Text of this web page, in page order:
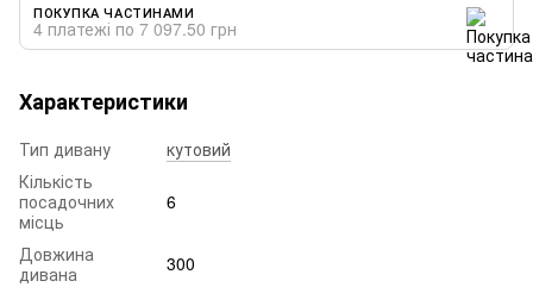
ПОКУПКА ЧАСТИНАМИ
4 платежі по 7 097.50 грн
Характеристики
Тип дивану
кутовий
Кількість
посадочних
місць
6
Довжина
дивана
300